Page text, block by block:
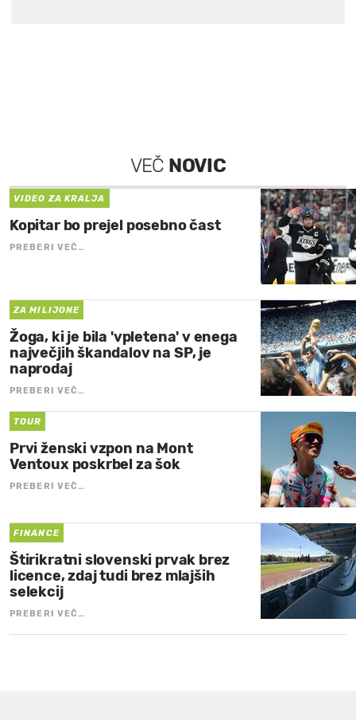
VEČ NOVIC
VIDEO ZA KRALJA
Kopitar bo prejel posebno čast
PREBERI VEČ…
ZA MILIJONE
Žoga, ki je bila 'vpletena' v enega
največjih škandalov na SP, je
naprodaj
PREBERI VEČ…
TOUR
Prvi ženski vzpon na Mont
Ventoux poskrbel za šok
PREBERI VEČ…
FINANCE
Štirikratni slovenski prvak brez
licence, zdaj tudi brez mlajših
selekcij
PREBERI VEČ…